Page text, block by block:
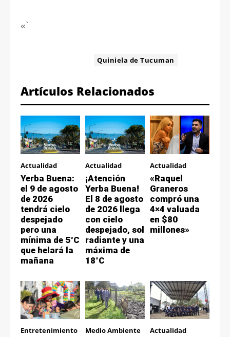
«`
Quiniela de Tucuman
Artículos Relacionados
Actualidad
Yerba Buena:
el 9 de agosto
de 2026
tendrá cielo
despejado
pero una
mínima de 5°C
que helará la
mañana
Actualidad
¡Atención
Yerba Buena!
El 8 de agosto
de 2026 llega
con cielo
despejado, sol
radiante y una
máxima de
18°C
Actualidad
«Raquel
Graneros
compró una
4×4 valuada
en $80
millones»
Entretenimiento Medio Ambiente Actualidad